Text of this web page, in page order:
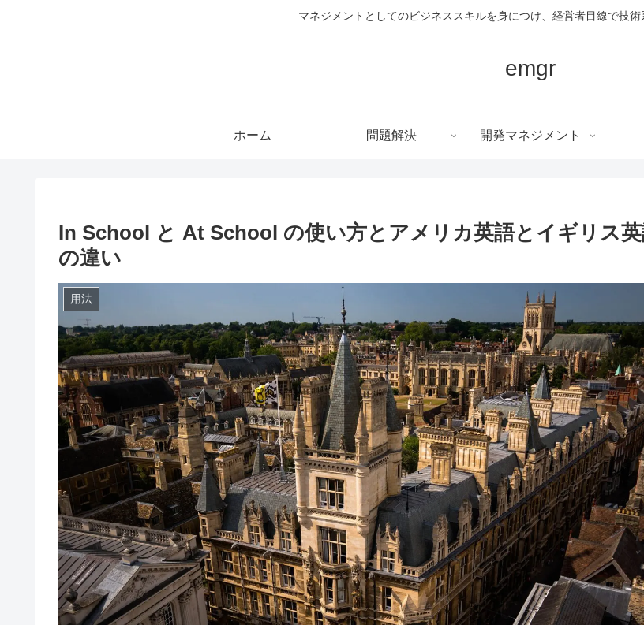
マネジメントとしてのビジネススキルを身につけ、経営者目線で技
emgr
ホーム 問題解決 開発マネジメント
In School と At School の使い方とアメリカ英語とイギリス
の違い
用法